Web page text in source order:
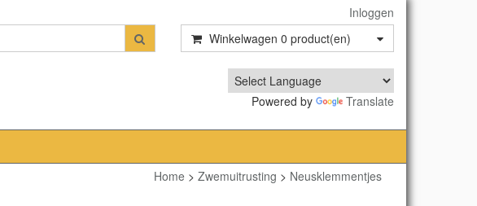
Inloggen
Winkelwagen 0 product(en)
Powered by Translate
Home > Zwemuitrusting > Neusklemmentjes